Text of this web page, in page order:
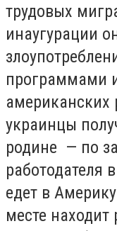
трудовых
инаугурации
программами
американских
украинцы
родине — по
едет в
месте